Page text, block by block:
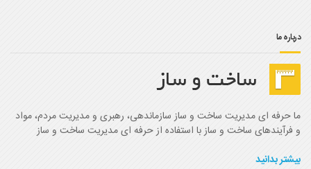
درباره ما
ما حرفه ای مدیریت ساخت و ساز سازماندهی، رهبری و مدیریت مردم، مواد
و فرآیندهای ساخت و ساز با استفاده از حرفه ای مدیریت ساخت و ساز
بیشتر بدانید